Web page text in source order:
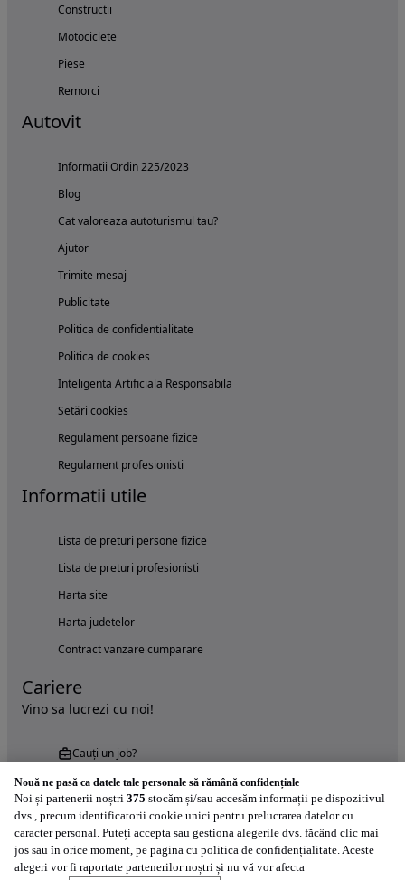
Constructii
Motociclete
Piese
Remorci
Autovit
Informatii Ordin 225/2023
Blog
Cat valoreaza autoturismul tau?
Ajutor
Trimite mesaj
Publicitate
Politica de confidentialitate
Politica de cookies
Inteligenta Artificiala Responsabila
Setări cookies
Regulament persoane fizice
Regulament profesionisti
Informatii utile
Lista de preturi persone fizice
Lista de preturi profesionisti
Harta site
Harta judetelor
Contract vanzare cumparare
Cariere
Vino sa lucrezi cu noi!
Cauți un job?
Nouă ne pasă ca datele tale personale să rămână confidențiale
Noi și partenerii noștri 375 stocăm și/sau accesăm informații pe dispozitivul
dvs., precum identificatorii cookie unici pentru prelucrarea datelor cu
caracter personal. Puteți accepta sau gestiona alegerile dvs. făcând clic mai
jos sau în orice moment, pe pagina cu politica de confidențialitate. Aceste
alegeri vor fi raportate partenerilor noștri și nu vă vor afecta